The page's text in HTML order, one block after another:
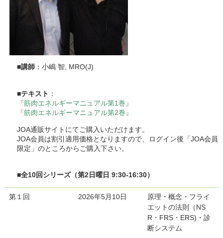
■講師：小嶋 智, MRO(J)
■テキスト ：
『筋肉エネルギーマニュアル第1巻』
『筋肉エネルギーマニュアル第2巻』
JOA通販サイトにてご購入いただけます。
JOA会員は割引適用価格となりますので、ログイン後「JOA会員
限定」のところからご購入下さい。
■全10回シリーズ（第2日曜日 9:30-16:30）
第１回 2026年5月10日
原理・概念・フライ
エットの法則（NS
R・FRS・ERS)・診
断システム